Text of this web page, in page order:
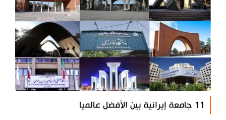
11 جامعة إيرانية بين الأفضل عالميا